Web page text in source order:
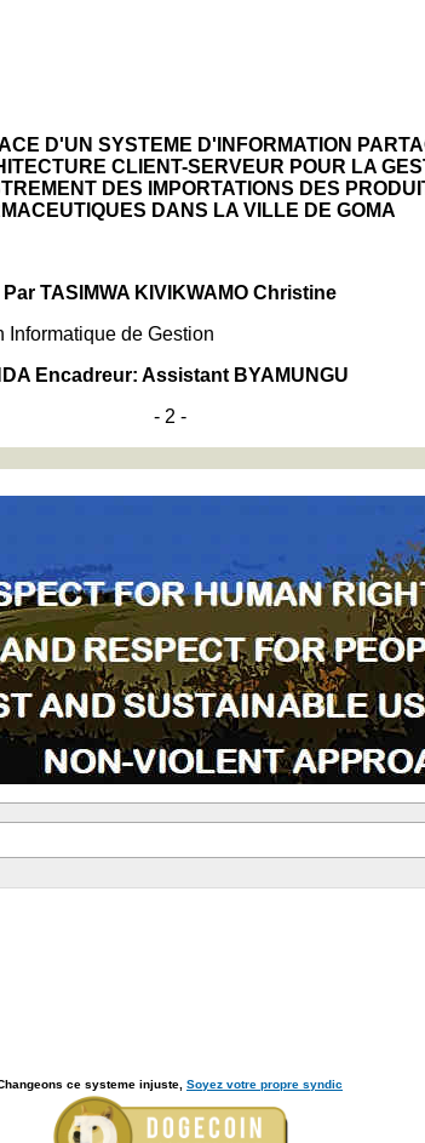
D'UN SYSTEME D'INFORMATION
CLIENT-SERVEUR POUR LA
DES IMPORTATIONS DES
DANS LA VILLE DE GOMA
Par TASIMWA KIVIKWAMO Christine
Informatique de Gestion
Encadreur: Assistant BYAMUNGU
- 2 -
ce systeme injuste, Soyez votre propre syndic